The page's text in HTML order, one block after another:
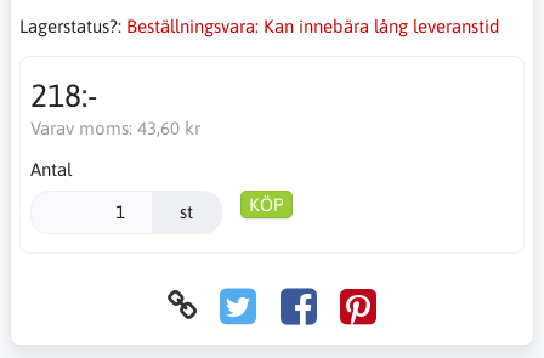
Lagerstatus?: Beställningsvara: Kan innebära lång leveranstid
218:-
Varav moms: 43,60 kr
Antal
st KÖP